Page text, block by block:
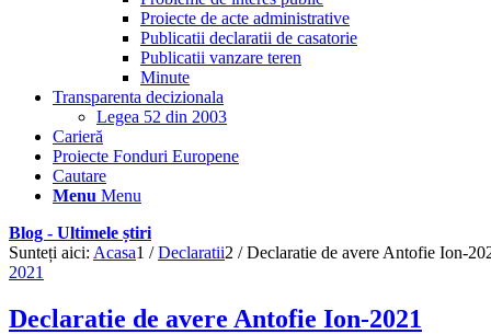
Proiecte de acte administrative
Publicatii declaratii de casatorie
Publicatii vanzare teren
Minute
Transparenta decizionala
Legea 52 din 2003
Carieră
Proiecte Fonduri Europene
Cautare
Menu Menu
Blog - Ultimele știri
Sunteți aici: Acasa1 / Declaratii2 / Declaratie de avere Antofie Ion-
2021
Declaratie de avere Antofie Ion-2021